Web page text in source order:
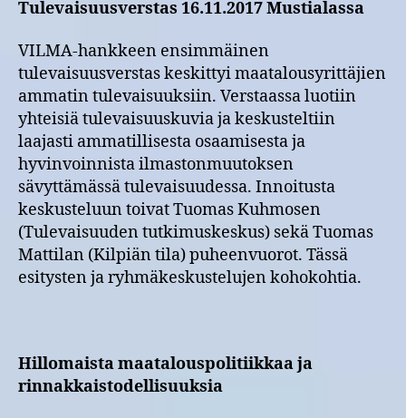
Tulevaisuusverstas 16.11.2017 Mustialassa
VILMA-hankkeen ensimmäinen
tulevaisuusverstas keskittyi maatalousyrittäjien
ammatin tulevaisuuksiin. Verstaassa luotiin
yhteisiä tulevaisuuskuvia ja keskusteltiin
laajasti ammatillisesta osaamisesta ja
hyvinvoinnista ilmastonmuutoksen
sävyttämässä tulevaisuudessa. Innoitusta
keskusteluun toivat Tuomas Kuhmosen
(Tulevaisuuden tutkimuskeskus) sekä Tuomas
Mattilan (Kilpiän tila) puheenvuorot. Tässä
esitysten ja ryhmäkeskustelujen kohokohtia.
Hillomaista maatalouspolitiikkaa ja
rinnakkaistodellisuuksia